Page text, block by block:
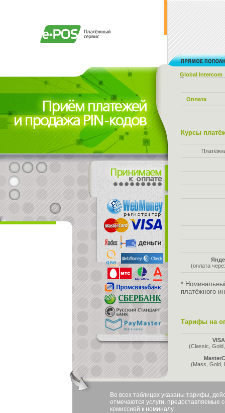
Global Intercom
Оплата
Курсы
(оплата
*
платёжного
Тарифы на
VISA
(Classic,
(Mass, Gold,
Во всех таблицах указаны тарифы,
отмечаются услуги, предоставляемые
комиссией к номиналу.